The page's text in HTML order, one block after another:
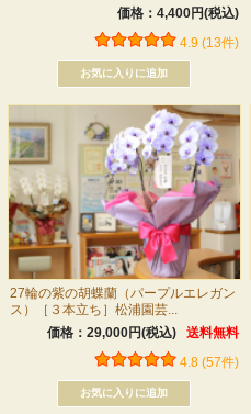
価格：4,400円(税込)
4.9 (13件)
27輪の紫の胡蝶蘭（パープルエレガン
ス）［３本立ち］松浦園芸...
価格：29,000円(税込)
送料無料
4.8 (57件)